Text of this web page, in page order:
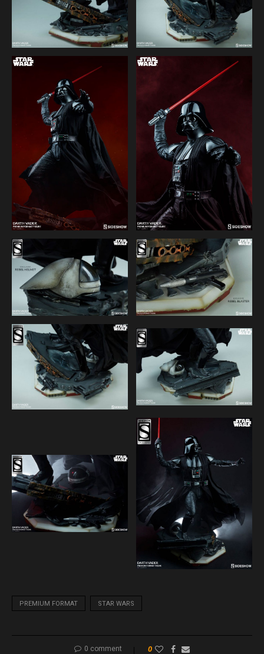
PREMIUM FORMAT STAR WARS
0 comment 0